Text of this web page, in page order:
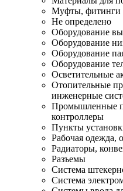
Муфты, фитинги
Не определено
Оборудование
Оборудование
Оборудование
Оборудование
Осветительные
Отопительные
инженерные
Промышленные
контроллеры
Пункты
Рабочая одежда,
Радиаторы,
Разъемы
Система
Система